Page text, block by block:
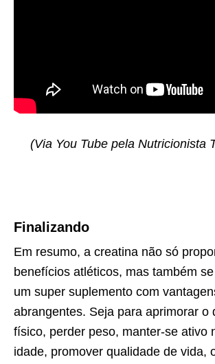
(Via You Tube pela Nutricionista
Finalizando
Em resumo, a creatina não só
benefícios atléticos, mas também
um super suplemento com
abrangentes. Seja para aprimorar o
físico, perder peso, manter-se ativo
idade, promover qualidade de vida,